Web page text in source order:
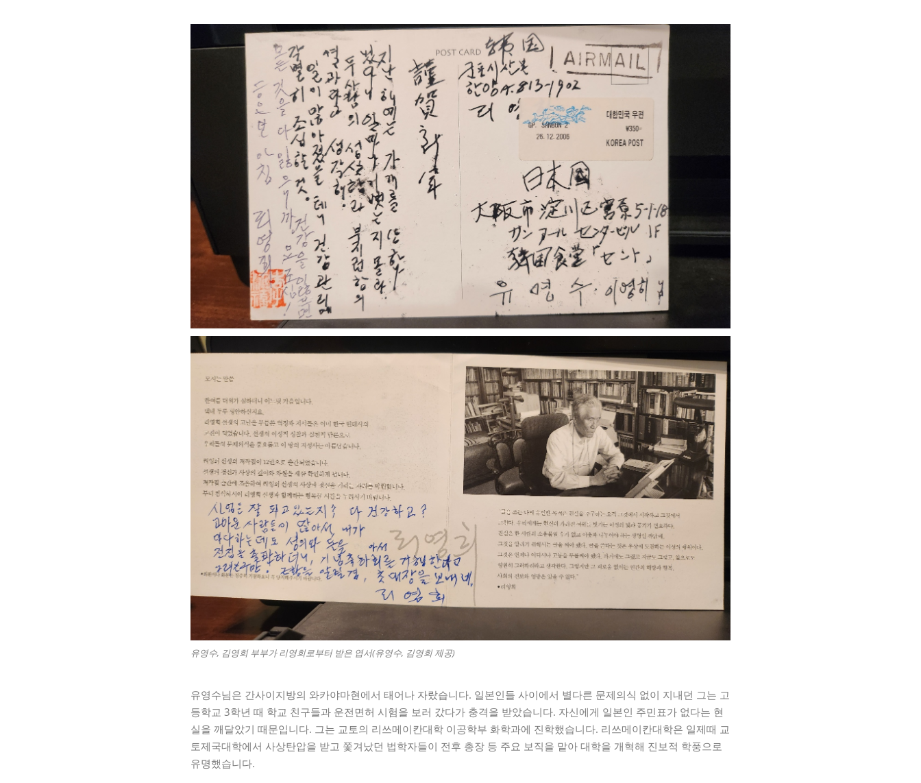
유영수, 김영희 부부가 리영희로부터 받은 엽서(유영수, 김영희 제공)
유영수님은 간사이지방의 와카야마현에서 태어나 자랐습니다. 일본인들 사이에서 별다른 문제의식 없이 지내던 그는 고
등학교 3학년 때 학교 친구들과 운전면허 시험을 보러 갔다가 충격을 받았습니다. 자신에게 일본인 주민표가 없다는 현
실을 깨달았기 때문입니다. 그는 교토의 리쓰메이칸대학 이공학부 화학과에 진학했습니다. 리쓰메이칸대학은 일제때 교
토제국대학에서 사상탄압을 받고 쫓겨났던 법학자들이 전후 총장 등 주요 보직을 맡아 대학을 개혁해 진보적 학풍으로
유명했습니다.